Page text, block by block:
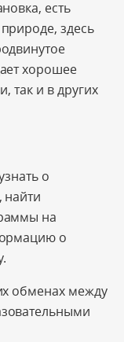
есть
здесь
хорошее
так и в других
о
найти
на
о
обменах между